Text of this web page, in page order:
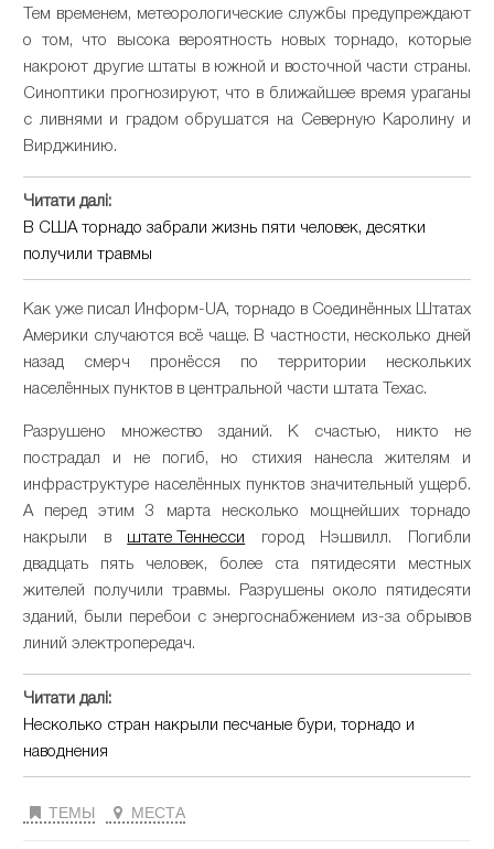
Тем временем, метеорологические службы предупреждают
о том, что высока вероятность новых торнадо, которые
накроют другие штаты в южной и восточной части страны.
Синоптики прогнозируют, что в ближайшее время ураганы
с ливнями и градом обрушатся на Северную Каролину и
Вирджинию.
Читати далі:
В США торнадо забрали жизнь пяти человек, десятки
получили травмы
Как уже писал Информ-UA, торнадо в Соединённых Штатах
Америки случаются всё чаще. В частности, несколько дней
назад смерч пронёсся по территории нескольких
населённых пунктов в центральной части штата Техас.
Разрушено множество зданий. К счастью, никто не
пострадал и не погиб, но стихия нанесла жителям и
инфраструктуре населённых пунктов значительный ущерб.
А перед этим 3 марта несколько мощнейших торнадо
накрыли в штате Теннесси город Нэшвилл. Погибли
двадцать пять человек, более ста пятидесяти местных
жителей получили травмы. Разрушены около пятидесяти
зданий, были перебои с энергоснабжением из-за обрывов
линий электропередач.
Читати далі:
Несколько стран накрыли песчаные бури, торнадо и
наводнения
ТЕМЫ МЕСТА